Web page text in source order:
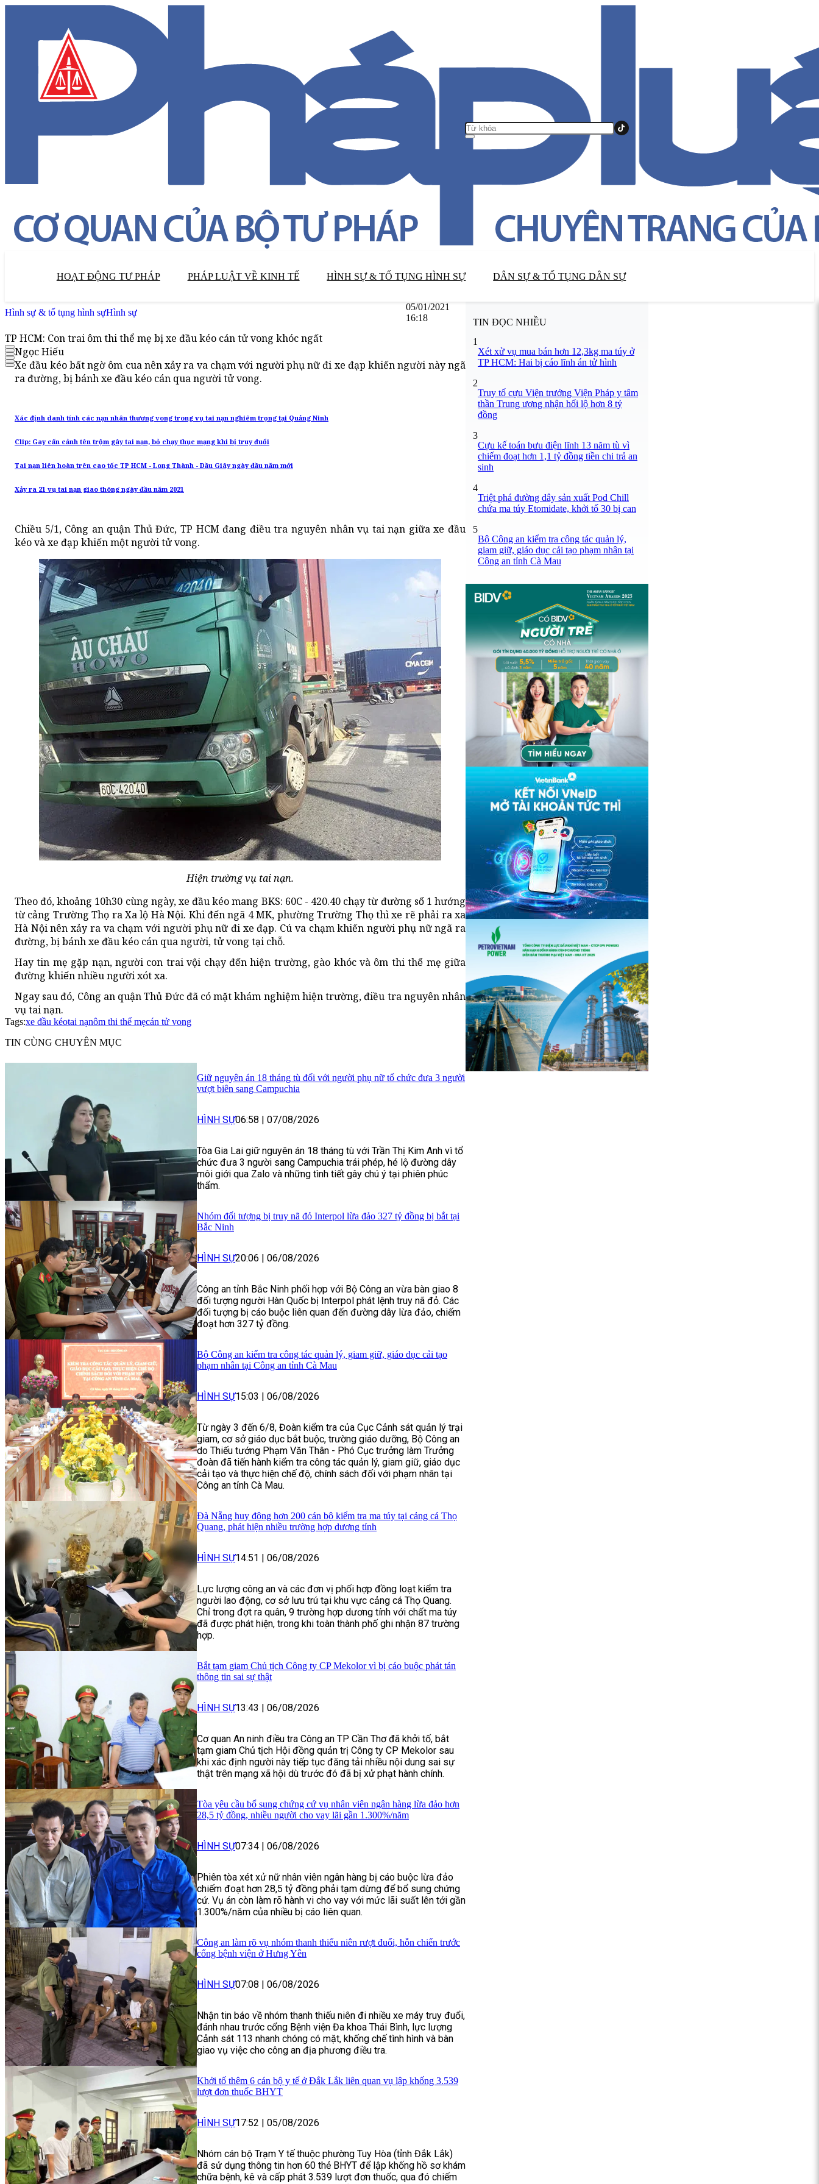
HOẠT ĐỘNG TƯ PHÁP PHÁP LUẬT VỀ KINH TẾ HÌNH SỰ & TỐ TỤNG HÌNH SỰ DÂN SỰ & TỐ TỤNG DÂN SỰ
Hình sự & tố tụng hình sựHình sự
05/01/2021
16:18
TP HCM: Con trai ôm thi thể mẹ bị xe đầu kéo cán tử vong khóc ngất
Ngọc Hiếu
Xe đầu kéo bất ngờ ôm cua nên xảy ra va chạm với người phụ nữ đi xe đạp khiến người này ngã
ra đường, bị bánh xe đầu kéo cán qua người tử vong.
Xác định danh tính các nạn nhân thương vong trong vụ tai nạn nghiêm trọng tại Quảng Ninh
Clip: Gay cấn cảnh tên trộm gây tai nạn, bỏ chạy thục mạng khi bị truy đuổi
Tai nạn liên hoàn trên cao tốc TP HCM - Long Thành - Dầu Giây ngày đầu năm mới
Xảy ra 21 vụ tai nạn giao thông ngày đầu năm 2021
Chiều 5/1, Công an quận Thủ Đức, TP HCM đang điều tra nguyên nhân vụ tai nạn giữa xe đầu
kéo và xe đạp khiến một người tử vong.
Hiện trường vụ tai nạn.
Theo đó, khoảng 10h30 cùng ngày, xe đầu kéo mang BKS: 60C - 420.40 chạy từ đường số 1 hướng
từ cảng Trường Thọ ra Xa lộ Hà Nội. Khi đến ngã 4 MK, phường Trường Thọ thì xe rẽ phải ra xa
Hà Nội nên xảy ra va chạm với người phụ nữ đi xe đạp. Cú va chạm khiến người phụ nữ ngã ra
đường, bị bánh xe đầu kéo cán qua người, tử vong tại chỗ.
Hay tin mẹ gặp nạn, người con trai vội chạy đến hiện trường, gào khóc và ôm thi thể mẹ giữa
đường khiến nhiều người xót xa.
Ngay sau đó, Công an quận Thủ Đức đã có mặt khám nghiệm hiện trường, điều tra nguyên nhân
vụ tai nạn.
Tags:xe đầu kéotai nạnôm thi thể mẹcán tử vong
TIN CÙNG CHUYÊN MỤC
Giữ nguyên án 18 tháng tù đối với người phụ nữ tổ chức đưa 3 người
vượt biên sang Campuchia
HÌNH SỰ06:58 07/08/2026
Tòa Gia Lai giữ nguyên án 18 tháng tù với Trần Thị Kim Anh vì tổ
chức đưa 3 người sang Campuchia trái phép, hé lộ đường dây
môi giới qua Zalo và những tình tiết gây chú ý tại phiên phúc
thẩm.
Nhóm đối tượng bị truy nã đỏ Interpol lừa đảo 327 tỷ đồng bị bắt tại
Bắc Ninh
HÌNH SỰ20:06 06/08/2026
Công an tỉnh Bắc Ninh phối hợp với Bộ Công an vừa bàn giao 8
đối tượng người Hàn Quốc bị Interpol phát lệnh truy nã đỏ. Các
đối tượng bị cáo buộc liên quan đến đường dây lừa đảo, chiếm
đoạt hơn 327 tỷ đồng.
Bộ Công an kiểm tra công tác quản lý, giam giữ, giáo dục cải tạo
phạm nhân tại Công an tỉnh Cà Mau
HÌNH SỰ15:03 06/08/2026
Từ ngày 3 đến 6/8, Đoàn kiểm tra của Cục Cảnh sát quản lý trại
giam, cơ sở giáo dục bắt buộc, trường giáo dưỡng, Bộ Công an
do Thiếu tướng Phạm Văn Thân - Phó Cục trưởng làm Trưởng
đoàn đã tiến hành kiểm tra công tác quản lý, giam giữ, giáo dục
cải tạo và thực hiện chế độ, chính sách đối với phạm nhân tại
Công an tỉnh Cà Mau.
Đà Nẵng huy động hơn 200 cán bộ kiểm tra ma túy tại cảng cá Thọ
Quang, phát hiện nhiều trường hợp dương tính
HÌNH SỰ14:51 06/08/2026
Lực lượng công an và các đơn vị phối hợp đồng loạt kiểm tra
người lao động, cơ sở lưu trú tại khu vực cảng cá Thọ Quang.
Chỉ trong đợt ra quân, 9 trường hợp dương tính với chất ma túy
đã được phát hiện, trong khi toàn thành phố ghi nhận 87 trường
hợp.
Bắt tạm giam Chủ tịch Công ty CP Mekolor vì bị cáo buộc phát tán
thông tin sai sự thật
HÌNH SỰ13:43 06/08/2026
Cơ quan An ninh điều tra Công an TP Cần Thơ đã khởi tố, bắt
tạm giam Chủ tịch Hội đồng quản trị Công ty CP Mekolor sau
khi xác định người này tiếp tục đăng tải nhiều nội dung sai sự
thật trên mạng xã hội dù trước đó đã bị xử phạt hành chính.
Tòa yêu cầu bổ sung chứng cứ vụ nhân viên ngân hàng lừa đảo hơn
28,5 tỷ đồng, nhiều người cho vay lãi gần 1.300%/năm
HÌNH SỰ07:34 06/08/2026
Phiên tòa xét xử nữ nhân viên ngân hàng bị cáo buộc lừa đảo
chiếm đoạt hơn 28,5 tỷ đồng phải tạm dừng để bổ sung chứng
cứ. Vụ án còn làm rõ hành vi cho vay với mức lãi suất lên tới gần
1.300%/năm của nhiều bị cáo liên quan.
Công an làm rõ vụ nhóm thanh thiếu niên rượt đuổi, hỗn chiến trước
cổng bệnh viện ở Hưng Yên
HÌNH SỰ07:08 06/08/2026
Nhận tin báo về nhóm thanh thiếu niên đi nhiều xe máy truy đuổi,
đánh nhau trước cổng Bệnh viện Đa khoa Thái Bình, lực lượng
Cảnh sát 113 nhanh chóng có mặt, khống chế tình hình và bàn
giao vụ việc cho công an địa phương điều tra.
Khởi tố thêm 6 cán bộ y tế ở Đắk Lắk liên quan vụ lập khống 3.539
lượt đơn thuốc BHYT
HÌNH SỰ17:52 05/08/2026
Nhóm cán bộ Trạm Y tế thuộc phường Tuy Hòa (tỉnh Đắk Lắk)
đã sử dụng thông tin hơn 60 thẻ BHYT để lập khống hồ sơ khám
chữa bệnh, kê và cấp phát 3.539 lượt đơn thuốc, qua đó chiếm
TIN ĐỌC NHIỀU
1
Xét xử vụ mua bán hơn 12,3kg ma túy ở
TP HCM: Hai bị cáo lĩnh án tử hình
2
Truy tố cựu Viện trưởng Viện Pháp y tâm
thần Trung ương nhận hối lộ hơn 8 tỷ
đồng
3
Cựu kế toán bưu điện lĩnh 13 năm tù vì
chiếm đoạt hơn 1,1 tỷ đồng tiền chi trả an
sinh
4
Triệt phá đường dây sản xuất Pod Chill
chứa ma túy Etomidate, khởi tố 30 bị can
5
Bộ Công an kiểm tra công tác quản lý,
giam giữ, giáo dục cải tạo phạm nhân tại
Công an tỉnh Cà Mau